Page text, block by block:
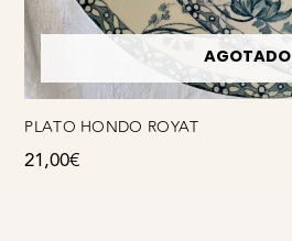
AGOTADO
PLATO HONDO ROYAT
21,00€